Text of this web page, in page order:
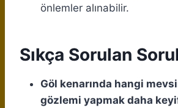
önlemler alınabilir.
Sıkça Sorulan
Göl kenarında hangi
gözlemi yapmak daha